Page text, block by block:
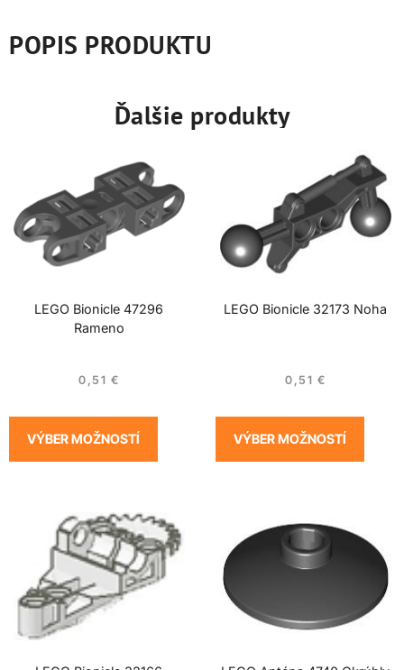
POPIS PRODUKTU
Ďalšie produkty
LEGO Bionicle 47296
Rameno
0,51 €
VÝBER MOŽNOSTÍ
LEGO Bionicle 32173 Noha
0,51 €
VÝBER MOŽNOSTÍ